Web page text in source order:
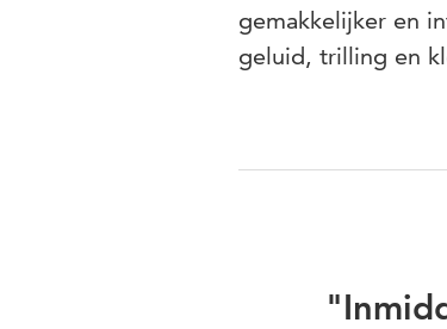
gemakkelijker en
geluid, trilling en